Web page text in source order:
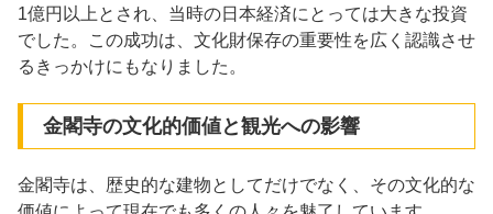
1億円以上とされ、当時の日本経済にとっては大きな投資
でした。この成功は、文化財保存の重要性を広く認識させ
るきっかけにもなりました。
金閣寺の文化的価値と観光への影響
金閣寺は、歴史的な建物としてだけでなく、その文化的な